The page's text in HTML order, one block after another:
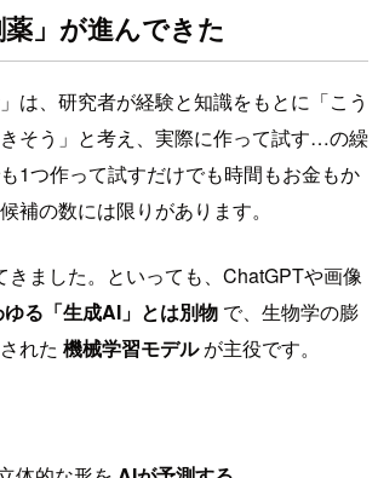
」が進んできた
は、研究者が経験と知識をもとに「こう
そう」と考え、実際に作って試す…の繰
1つ作って試すだけでも時間もお金もか
補の数には限りがあります。
きました。といっても、ChatGPTや画像
ゆる「生成AI」とは別物 で、生物学の膨
れた 機械学習モデルが主役です。